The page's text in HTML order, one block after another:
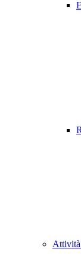
Attività